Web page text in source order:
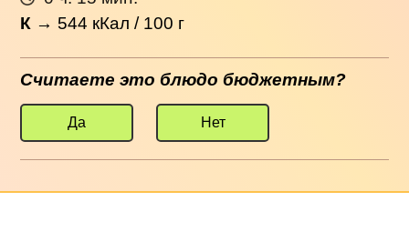
К → 544 кКал / 100 г
Считаете это блюдо бюджетным?
Да Нет